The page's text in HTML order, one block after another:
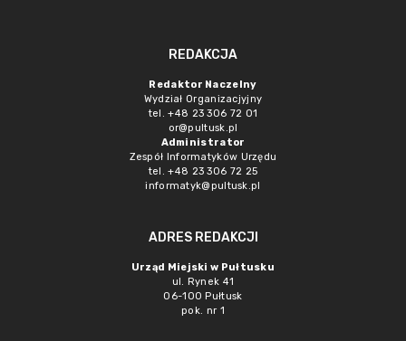
REDAKCJA
Redaktor Naczelny
Wydział Organizacjyjny
tel. +48 23 306 72 01
or@pultusk.pl
Administrator
Zespół Informatyków Urzędu
tel. +48 23 306 72 25
informatyk@pultusk.pl
ADRES REDAKCJI
Urząd Miejski w Pułtusku
ul. Rynek 41
06-100 Pułtusk
pok. nr 1